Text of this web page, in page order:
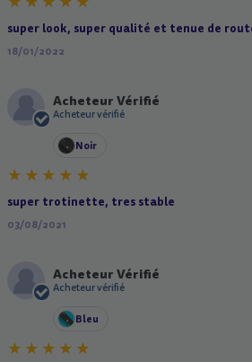
super look, super qualité et tenue de
18/01/2022
A
Acheteur Vérifié
Acheteur vérifié
Noir
super trotinette, tres stable
03/08/2021
A
Acheteur Vérifié
Acheteur vérifié
Bleu